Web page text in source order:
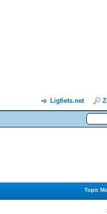
Ligfiets.net
Topic